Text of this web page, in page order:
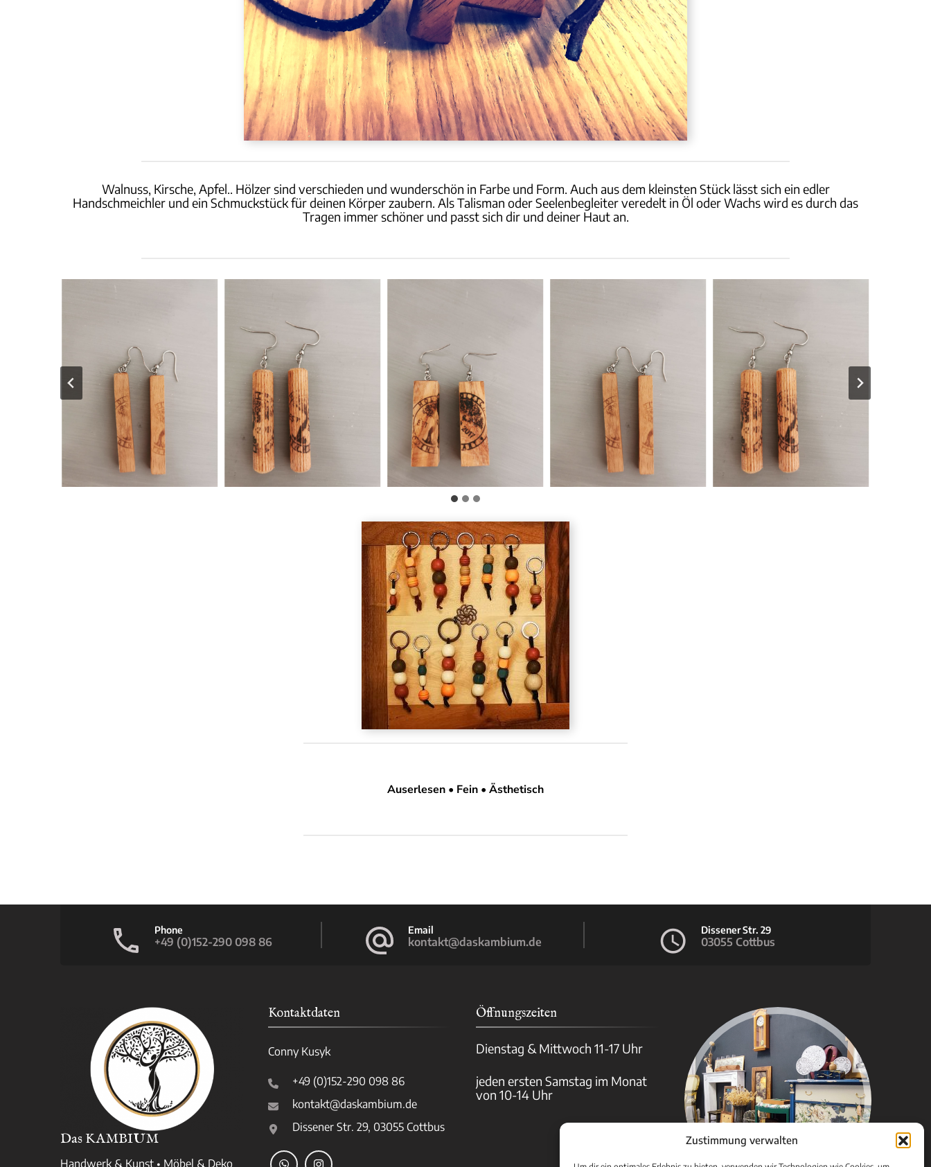
Zustimmung verwalten
Walnuss, Kirsche, Apfel.. Hölzer sind verschieden und wunderschön in Farbe und Form. Auch aus dem kleinsten Stück lässt sich ein edler
Handschmeichler und ein Schmuckstück für deinen Körper zaubern. Als Talisman oder Seelenbegleiter veredelt in Öl oder Wachs wird es durch das
Tragen immer schöner und passt sich dir und deiner Haut an.
Auserlesen • Fein • Ästhetisch
Phone
+49 (0)152-290 098 86
Email
kontakt@daskambium.de
Dissener Str. 29
03055 Cottbus
Das KAMBIUM
Handwerk & Kunst • Möbel & Deko
Kontaktdaten
Conny Kusyk
+49 (0)152-290 098 86
kontakt@daskambium.de
Dissener Str. 29, 03055 Cottbus
Öffnungszeiten
Dienstag & Mittwoch 11-17 Uhr
jeden ersten Samstag im Monat
von 10-14 Uhr